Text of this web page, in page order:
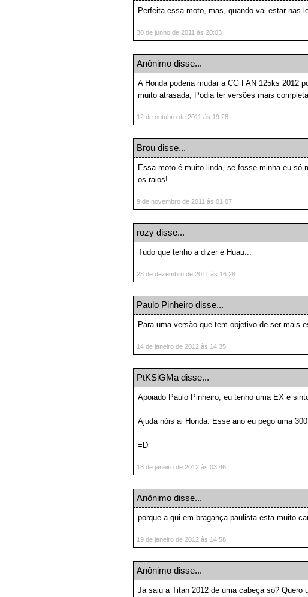
Perfeita essa moto, mas, quando vai estar nas
30 de junho de 2011 às 20:03
Anônimo disse...
A Honda poderia mudar a CG FAN 125ks 2012
muito atrasada, Podia ter versões mais
12 de outubro de 2011 às 19:28
Brou disse...
Essa moto é muito linda, se fosse minha eu só
os raios!
9 de novembro de 2011 às 01:07
rozy disse...
Tudo que tenho a dizer é Huau...
28 de dezembro de 2011 às 16:28
Paulo Pinheiro disse...
Para uma versão que tem objetivo de ser mais
14 de janeiro de 2012 às 14:35
PtKSiGMa disse...
Apoiado Paulo Pinheiro, eu tenho uma EX e
Ajuda nóis ai Honda. Esse ano eu pego uma
=D
18 de janeiro de 2012 às 03:46
Anônimo disse...
porque a qui em bragança paulista esta muito
19 de janeiro de 2012 às 14:58
Anônimo disse...
Já saiu a Titan 2012 de uma cabeça só? Quero